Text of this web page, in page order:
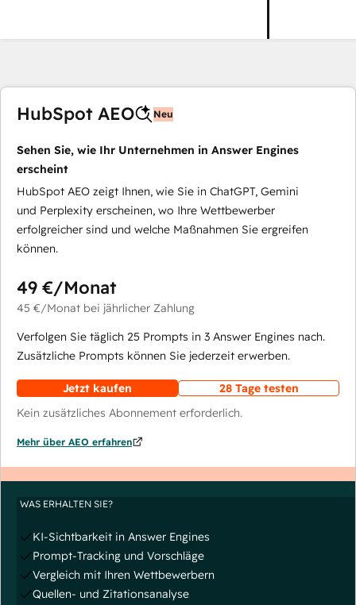
HubSpot AEO Neu
Sehen Sie, wie Ihr Unternehmen in Answer Engines
erscheint
HubSpot AEO zeigt Ihnen, wie Sie in ChatGPT, Gemini
und Perplexity erscheinen, wo Ihre Wettbewerber
erfolgreicher sind und welche Maßnahmen Sie ergreifen
können.
49 €/Monat
45 €/Monat bei jährlicher Zahlung
Verfolgen Sie täglich 25 Prompts in 3 Answer Engines nach.
Zusätzliche Prompts können Sie jederzeit erwerben.
Jetzt kaufen
28 Tage testen
Kein zusätzliches Abonnement erforderlich.
Mehr über AEO erfahren
WAS ERHALTEN SIE?
KI-Sichtbarkeit in Answer Engines
Prompt-Tracking und Vorschläge
Vergleich mit Ihren Wettbewerbern
Quellen- und Zitationsanalyse